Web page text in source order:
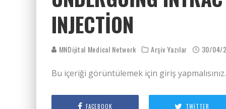
INJECTION
MNDijital Medical Network Arşiv Yazılar 30/04/
Bu içeriği görüntülemek için giriş
FACEBOOK TWITTER